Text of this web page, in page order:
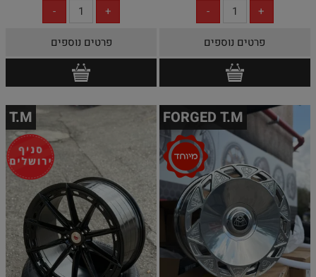
פרטים נוספים פרטים נוספים
FORGED T.M
T.M